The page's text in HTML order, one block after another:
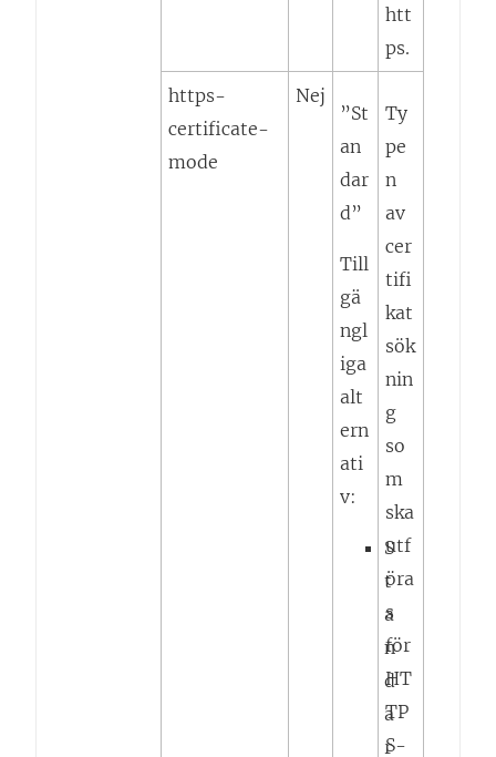
htt
ps.
https-
certificate-
mode
Nej
”St
an
dar
d”
Till
gä
ngl
iga
alt
ern
ati
v:
S
t
a
n
d
a
r
Ty
pe
n
av
cer
tifi
kat
sök
nin
g
so
m
ska
utf
öra
s
för
HT
TP
S-